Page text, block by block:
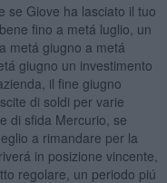
se Giove ha lasciato il tuo
fino a metá luglio, un
metá giugno a metá
giugno un investimento
il fine giugno
di soldi per varie
di sfida Mercurio, se
a rimandare per la
in posizione vincente,
regolare, un periodo piú